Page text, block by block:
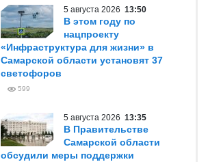
5 августа 2026 13:50
В этом году по
нацпроекту
«Инфраструктура для жизни» в
Самарской области установят 37
светофоров
599
5 августа 2026 13:35
В Правительстве
Самарской области
обсудили меры поддержки